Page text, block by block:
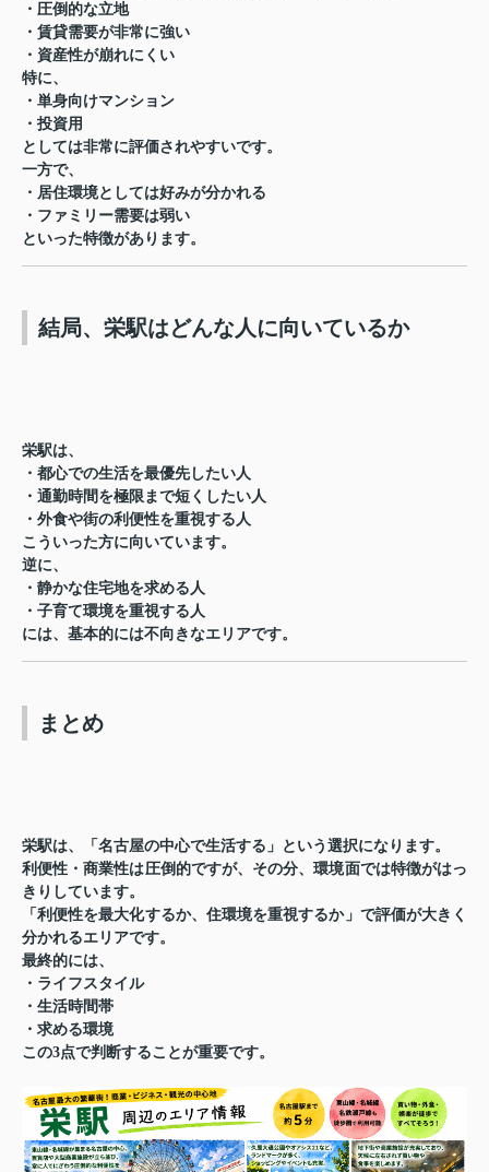
・圧倒的な立地
・賃貸需要が非常に強い
・資産性が崩れにくい
特に、
・単身向けマンション
・投資用
としては非常に評価されやすいです。
一方で、
・居住環境としては好みが分かれる
・ファミリー需要は弱い
といった特徴があります。
結局、栄駅はどんな人に向いているか
栄駅は、
・都心での生活を最優先したい人
・通勤時間を極限まで短くしたい人
・外食や街の利便性を重視する人
こういった方に向いています。
逆に、
・静かな住宅地を求める人
・子育て環境を重視する人
には、基本的には不向きなエリアです。
まとめ
栄駅は、「名古屋の中心で生活する」という選択になります。
利便性・商業性は圧倒的ですが、その分、環境面では特徴がはっ
きりしています。
「利便性を最大化するか、住環境を重視するか」で評価が大きく
分かれるエリアです。
最終的には、
・ライフスタイル
・生活時間帯
・求める環境
この3点で判断することが重要です。